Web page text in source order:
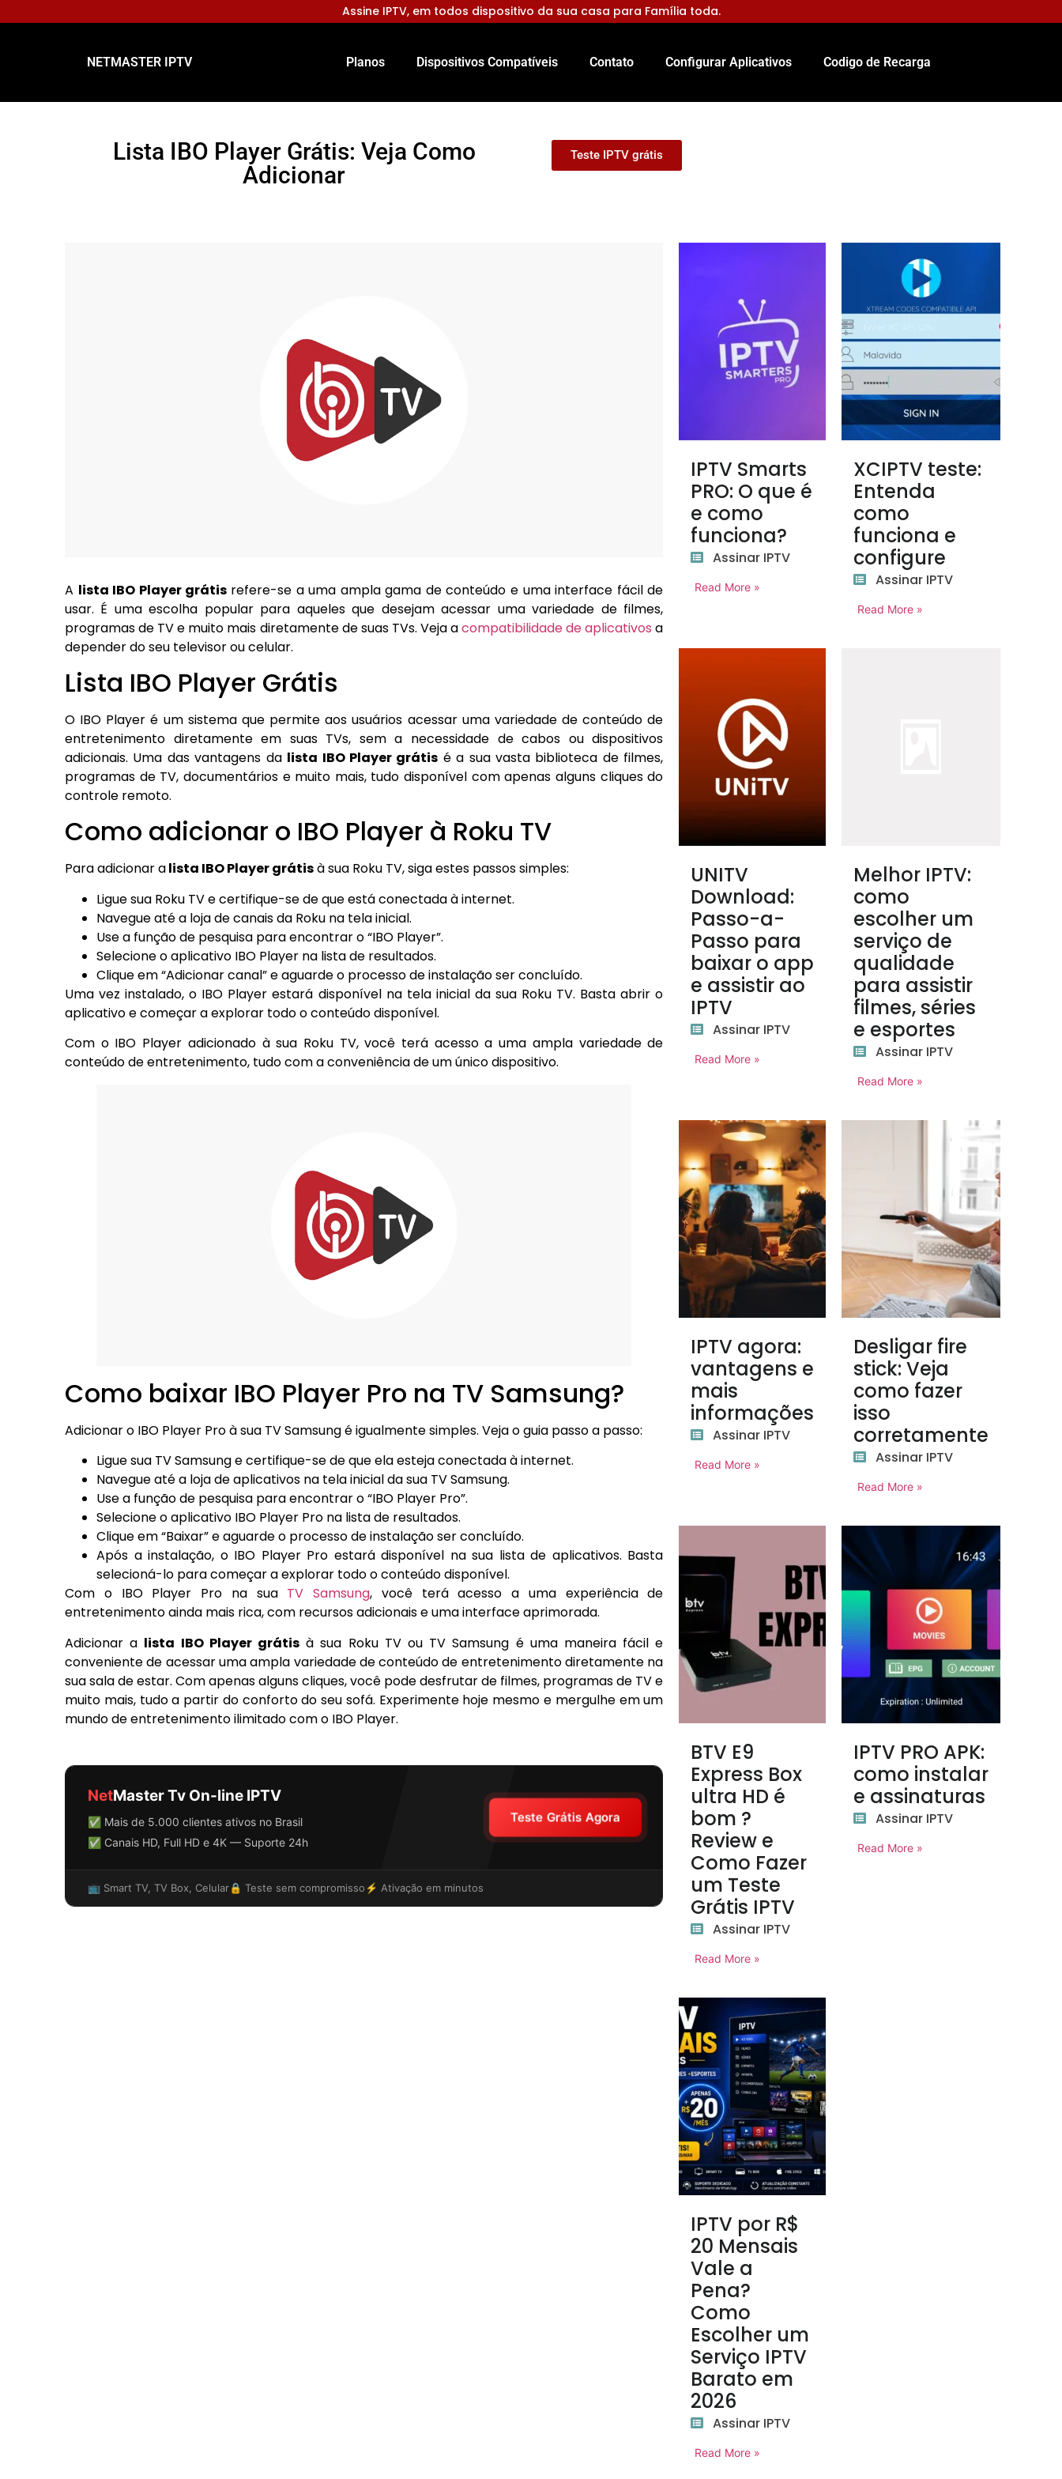
Assine IPTV, em todos dispositivo da sua casa para Família toda.
NETMASTER IPTV Planos Dispositivos Compatíveis Contato Configurar Aplicativos Codigo de Recarga
Lista IBO Player Grátis: Veja Como
Adicionar
Teste IPTV grátis
A lista IBO Player grátis refere-se a uma ampla gama de conteúdo e uma interface fácil de
usar. É uma escolha popular para aqueles que desejam acessar uma variedade de filmes,
programas de TV e muito mais diretamente de suas TVs. Veja acompatibilidade de aplicativos a
depender do seu televisor ou celular.
Lista IBO Player Grátis
O IBO Player é um sistema que permite aos usuários acessar uma variedade de conteúdo de
entretenimento diretamente em suas TVs, sem a necessidade de cabos ou dispositivos
adicionais. Uma das vantagens da lista IBO Player grátis é a sua vasta biblioteca de filmes,
programas de TV, documentários e muito mais, tudo disponível com apenas alguns cliques do
controle remoto.
Como adicionar o IBO Player à Roku TV
Para adicionar alista IBO Player grátisà sua Roku TV, siga estes passos simples:
Ligue sua Roku TV e certifique-se de que está conectada à internet.
Navegue até a loja de canais da Roku na tela inicial.
Use a função de pesquisa para encontrar o “IBO Player”.
Selecione o aplicativo IBO Player na lista de resultados.
Clique em “Adicionar canal” e aguarde o processo de instalação ser concluído.
Uma vez instalado, o IBO Player estará disponível na tela inicial da sua Roku TV. Basta abrir o
aplicativo e começar a explorar todo o conteúdo disponível.
Com o IBO Player adicionado à sua Roku TV, você terá acesso a uma ampla variedade de
conteúdo de entretenimento, tudo com a conveniência de um único dispositivo.
Como baixar IBO Player Pro na TV Samsung?
Adicionar o IBO Player Pro à sua TV Samsung é igualmente simples. Veja o guia passo a passo:
Ligue sua TV Samsung e certifique-se de que ela esteja conectada à internet.
Navegue até a loja de aplicativos na tela inicial da sua TV Samsung.
Use a função de pesquisa para encontrar o “IBO Player Pro”.
Selecione o aplicativo IBO Player Pro na lista de resultados.
Clique em “Baixar” e aguarde o processo de instalação ser concluído.
Após a instalação, o IBO Player Pro estará disponível na sua lista de aplicativos. Basta
selecioná-lo para começar a explorar todo o conteúdo disponível.
Com o IBO Player Pro na sua TV Samsung, você terá acesso a uma experiência de
entretenimento ainda mais rica, com recursos adicionais e uma interface aprimorada.
Adicionar a lista IBO Player grátis à sua Roku TV ou TV Samsung é uma maneira fácil e
conveniente de acessar uma ampla variedade de conteúdo de entretenimento diretamente na
sua sala de estar. Com apenas alguns cliques, você pode desfrutar de filmes, programas de TV e
muito mais, tudo a partir do conforto do seu sofá. Experimente hoje mesmo e mergulhe em um
mundo de entretenimento ilimitado com o IBO Player.
NetMaster Tv On-line IPTV
✅ Mais de 5.000 clientes ativos no Brasil
✅ Canais HD, Full HD e 4K — Suporte 24h
Teste Grátis Agora
📺 Smart TV, TV Box, Celular🔒 Teste sem compromisso⚡ Ativação em minutos
IPTV Smarts
PRO: O que é
e como
funciona?
Assinar IPTV
Read More »
XCIPTV teste:
Entenda
como
funciona e
configure
Assinar IPTV
Read More »
UNITV
Download:
Passo-a-
Passo para
baixar o app
e assistir ao
IPTV
Assinar IPTV
Read More »
Melhor IPTV:
como
escolher um
serviço de
qualidade
para assistir
filmes, séries
e esportes
Assinar IPTV
Read More »
IPTV agora:
vantagens e
mais
informações
Assinar IPTV
Read More »
Desligar fire
stick: Veja
como fazer
isso
corretamente
Assinar IPTV
Read More »
BTV E9
Express Box
ultra HD é
bom ?
Review e
Como Fazer
um Teste
Grátis IPTV
Assinar IPTV
Read More »
IPTV PRO APK:
como instalar
e assinaturas
Assinar IPTV
Read More »
IPTV por R$
20 Mensais
Vale a
Pena?
Como
Escolher um
Serviço IPTV
Barato em
2026
Assinar IPTV
Read More »